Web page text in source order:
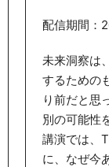
配信期間：
未来洞察は
するための
り前だと思
別の可能性
講演では、
に、なぜ今